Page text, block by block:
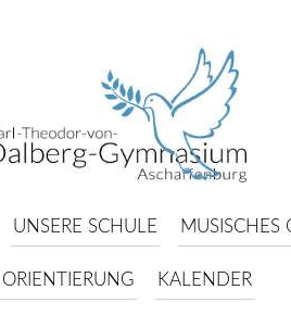
UNSERE SCHULE MUSISCHES
KALENDER